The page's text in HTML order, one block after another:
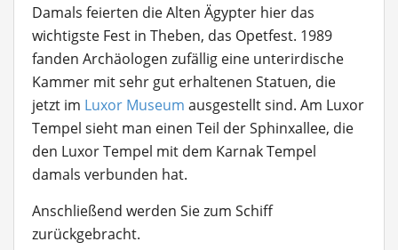
Damals feierten die Alten Ägypter hier das
wichtigste Fest in Theben, das Opetfest. 1989
fanden Archäologen zufällig eine unterirdische
Kammer mit sehr gut erhaltenen Statuen, die
jetzt im Luxor Museum ausgestellt sind. Am Luxor
Tempel sieht man einen Teil der Sphinxallee, die
den Luxor Tempel mit dem Karnak Tempel
damals verbunden hat.
Anschließend werden Sie zum Schiff
zurückgebracht.